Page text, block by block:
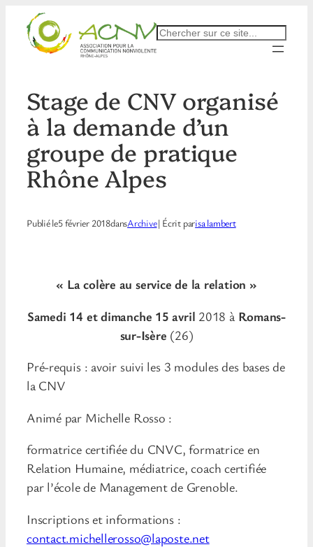
contenu
Rechercher
Stage de CNV organisé
à la demande d’un
groupe de pratique
Rhône Alpes
Publié le5 février 2018dansArchive| Écrit parisa lambert
« La colère au service de la relation »
Samedi 14 et dimanche 15 avril 2018 à Romans-
sur-Isère (26)
Pré-requis : avoir suivi les 3 modules des bases de
la CNV
Animé par Michelle Rosso :
formatrice certifiée du CNVC, formatrice en
Relation Humaine, médiatrice, coach certifiée
par l’école de Management de Grenoble.
Inscriptions et informations :
contact.michellerosso@laposte.net